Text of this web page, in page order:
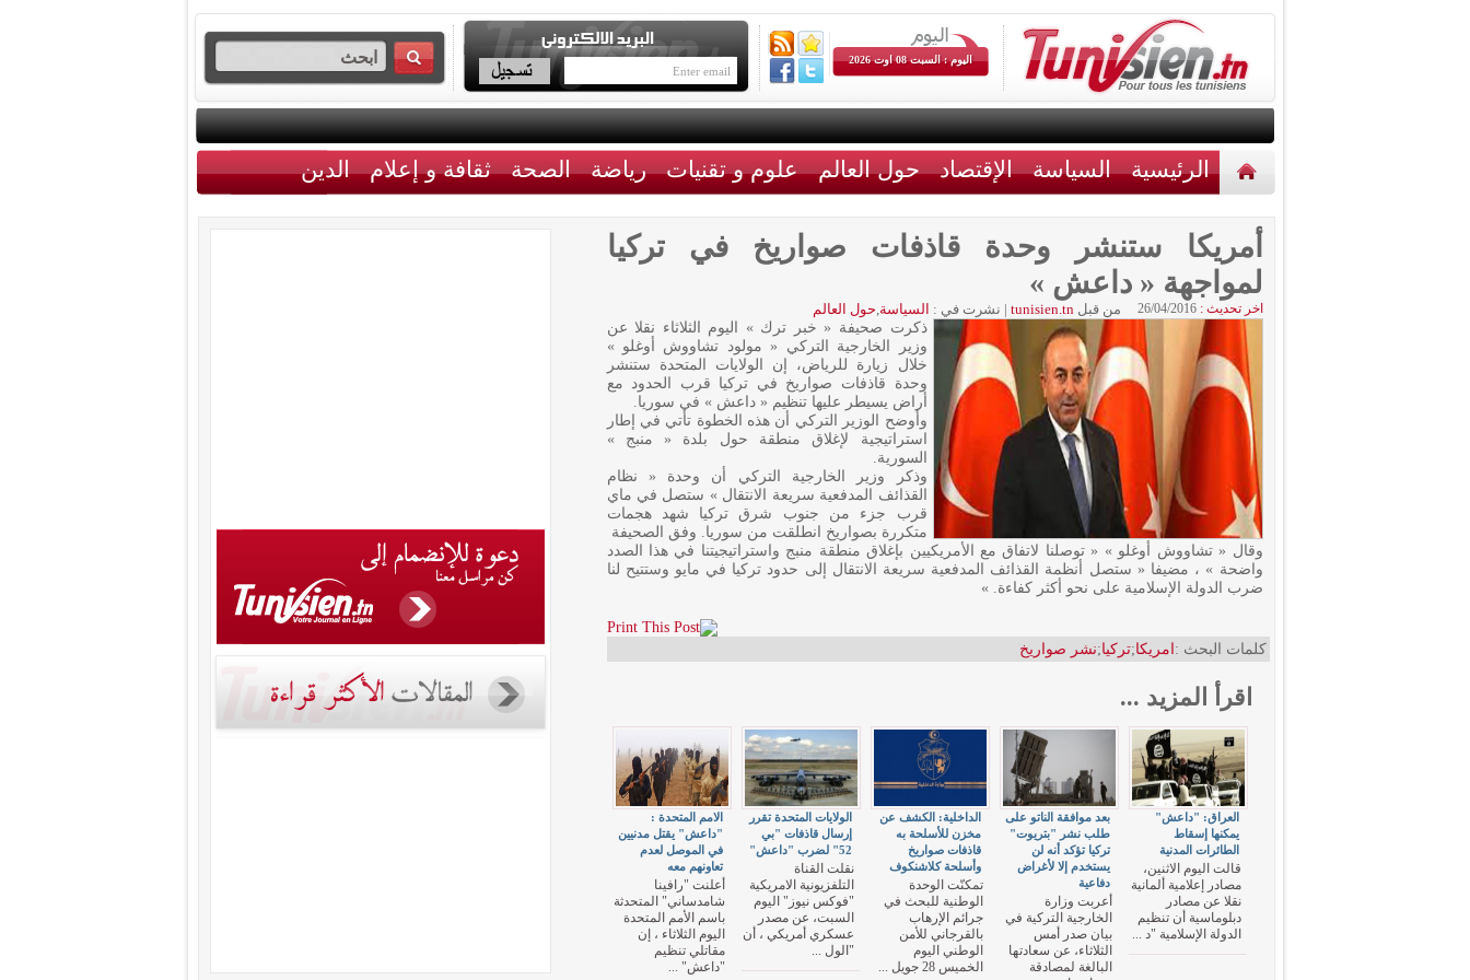
اليوم : السبت 08 اوت 2026
الرئيسية السياسة الإقتصاد حول العالم علوم و تقنيات رياضة الصحة ثقافة و إعلام الدين
أخبار مختلفة
أمريكا ستنشر وحدة قاذفات صواريخ في تركيا
لمواجهة « داعش »
اخر تحديث : 26/04/2016 من قبلtunisien.tn
| نشرت في : السياسة,حول العالم
ذكرت صحيفة « خبر ترك » اليوم الثلاثاء نقلا عن
وزير الخارجية التركي « مولود تشاووش أوغلو »
خلال زيارة للرياض، إن الولايات المتحدة ستنشر
وحدة قاذفات صواريخ في تركيا قرب الحدود مع
أراض يسيطر عليها تنظيم « داعش » في سوريا.
وأوضح الوزير التركي أن هذه الخطوة تأتي في إطار
استراتيجية لإغلاق منطقة حول بلدة « منبج »
السورية.
وذكر وزير الخارجية التركي أن وحدة « نظام
القذائف المدفعية سريعة الانتقال » ستصل في ماي
قرب جزء من جنوب شرق تركيا شهد هجمات
متكررة بصواريخ انطلقت من سوريا. وفق الصحيفة
وقال « تشاووش أوغلو » « توصلنا لاتفاق مع الأمريكيين بإغلاق منطقة منبج واستراتيجيتنا في هذا الصدد
واضحة » ، مضيفا « ستصل أنظمة القذائف المدفعية سريعة الانتقال إلى حدود تركيا في مايو وستتيح لنا
ضرب الدولة الإسلامية على نحو أكثر كفاءة. »
كلمات البحث : امريكا;تركيا;نشر صواريخ
اقرأ المزيد ...
الامم المتحدة :
"داعش" يقتل مدنيين
في الموصل لعدم
تعاونهم معه
أعلنت "رافينا
شامدساني" المتحدثة
باسم الأمم المتحدة
اليوم الثلاثاء ، إن
مقاتلي تنظيم
"داعش" ...
الولايات المتحدة تقرر
إرسال قاذفات "بي
52" لضرب "داعش"
نقلت القناة
التلفزيونية الامريكية
"فوكس نيوز" اليوم
السبت، عن مصدر
عسكري أمريكي ، أن
"الول ...
الداخلية: الكشف عن
مخزن للأسلحة به
قاذفات صواريخ
وأسلحة كلاشنكوف
تمكنّت الوحدة
الوطنية للبحث في
جرائم الإرهاب
بالقرجاني للأمن
الوطني اليوم
الخميس 28 جويل ...
بعد موافقة الناتو على
طلب نشر "بتريوت"
تركيا تؤكد أنه لن
يستخدم إلا لأغراض
دفاعية
أعربت وزارة
الخارجية التركية في
بيان صدر أمس
الثلاثاء، عن سعادتها
البالغة لمصادقة
العراق: "داعش"
يمكنها إسقاط
الطائرات المدنية
قالت اليوم الاثنين،
مصادر إعلامية ألمانية
نقلا عن مصادر
دبلوماسية أن تنظيم
الدولة الإسلامية "د ...